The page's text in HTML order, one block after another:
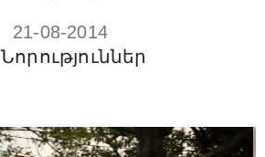
21-08-2014
Նորություններ